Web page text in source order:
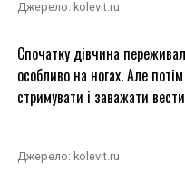
Джерело: kolevit.ru
Спочатку дівчина
особливо на ногах. Але
стримувати і заважати
Джерело: kolevit.ru